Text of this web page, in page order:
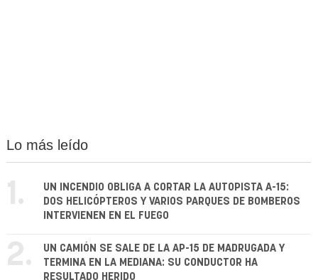
Lo más leído
1.
UN INCENDIO OBLIGA A CORTAR LA AUTOPISTA A-15:
DOS HELICÓPTEROS Y VARIOS PARQUES DE BOMBEROS
INTERVIENEN EN EL FUEGO
2.
UN CAMIÓN SE SALE DE LA AP-15 DE MADRUGADA Y
TERMINA EN LA MEDIANA: SU CONDUCTOR HA
RESULTADO HERIDO